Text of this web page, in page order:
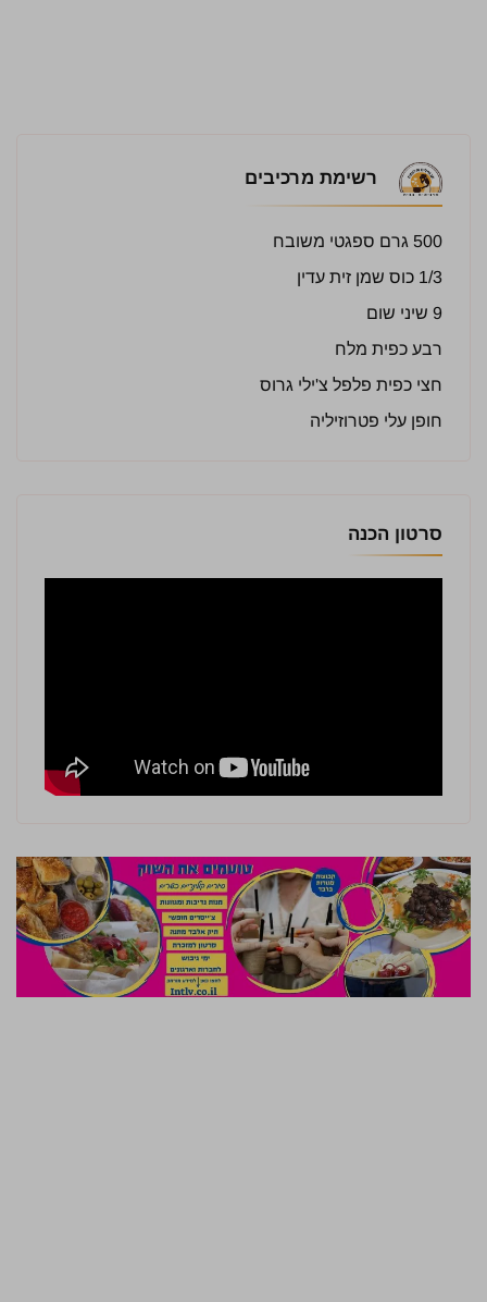
רשימת מרכיבים
500 גרם ספגטי משובח
1/3 כוס שמן זית עדין
9 שיני שום
רבע כפית מלח
חצי כפית פלפל צ'ילי גרוס
חופן עלי פטרוזיליה
סרטון הכנה